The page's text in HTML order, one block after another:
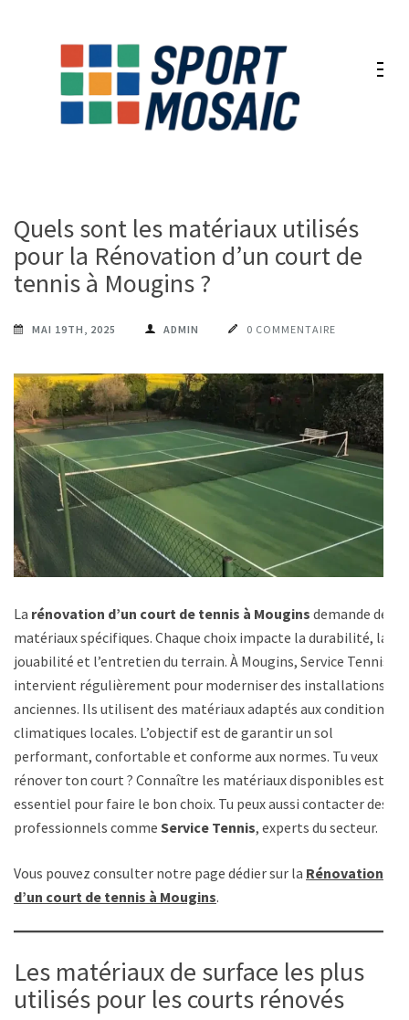
Quels sont les matériaux utilisés
pour la Rénovation d’un court de
tennis à Mougins ?
MAI 19TH, 2025 ADMIN 0 COMMENTAIRE
La rénovation d’un court de tennis à Mougins demande des
matériaux spécifiques. Chaque choix impacte la durabilité, la
jouabilité et l’entretien du terrain. À Mougins, Service Tennis
intervient régulièrement pour moderniser des installations
anciennes. Ils utilisent des matériaux adaptés aux conditions
climatiques locales. L’objectif est de garantir un sol
performant, confortable et conforme aux normes. Tu veux
rénover ton court ? Connaître les matériaux disponibles est
essentiel pour faire le bon choix. Tu peux aussi contacter des
professionnels comme Service Tennis, experts du secteur.
Vous pouvez consulter notre page dédier sur la Rénovation
d’un court de tennis à Mougins.
Les matériaux de surface les plus
utilisés pour les courts rénovés